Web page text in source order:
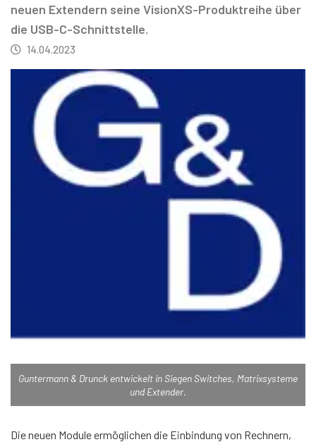
neuen Extendern seine VisionXS-Produktreihe über
die USB-C-Schnittstelle.
14.04.2023
Guntermann & Drunck entwickelt in Siegen Switches, Matrixsysteme
und Extender.
Die neuen Module ermöglichen die Einbindung von Rechnern,